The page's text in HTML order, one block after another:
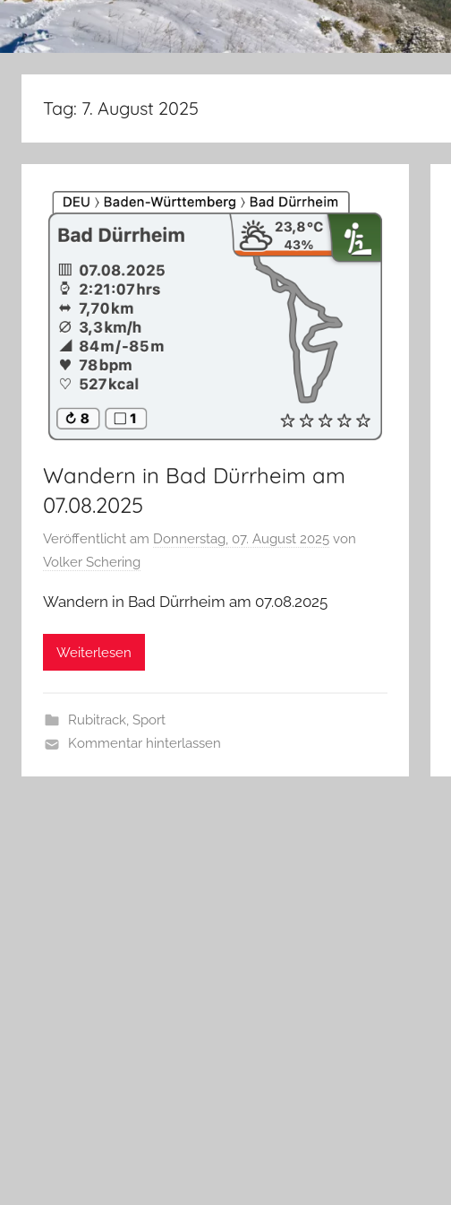
Tag: 7. August 2025
Wandern in Bad Dürrheim am
07.08.2025
Veröffentlicht am Donnerstag, 07. August 2025 von
Volker Schering
Wandern in Bad Dürrheim am 07.08.2025
Weiterlesen
Rubitrack, Sport
Kommentar hinterlassen